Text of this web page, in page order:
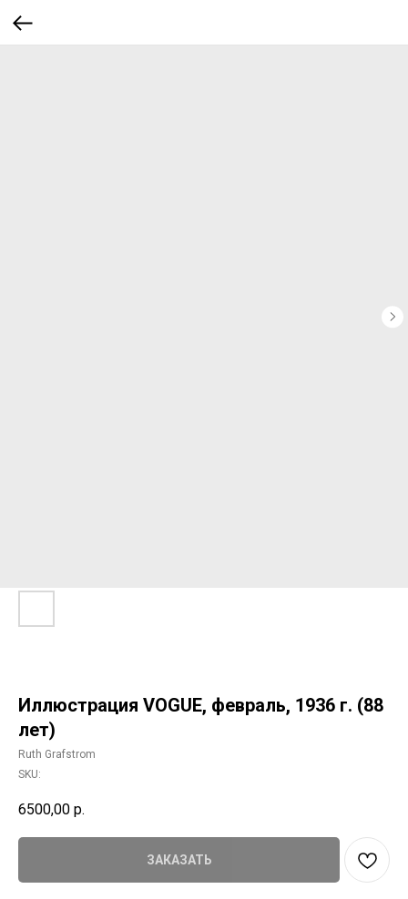
Иллюстрация VOGUE, февраль, 1936 г. (88
лет)
Ruth Grafstrom
SKU:
6500,00 р.
ЗАКАЗАТЬ